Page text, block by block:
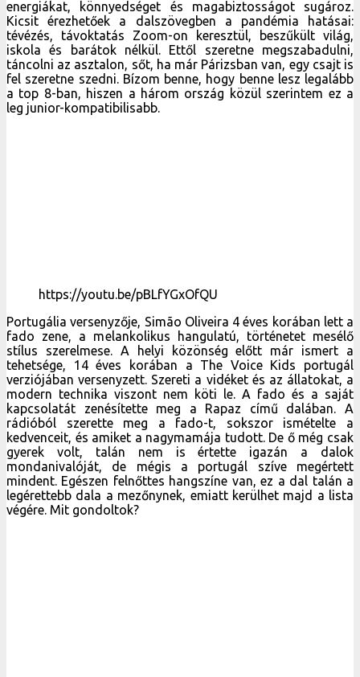
energiákat, könnyedséget és magabiztosságot sugároz.
Kicsit érezhetőek a dalszövegben a pandémia hatásai:
tévézés, távoktatás Zoom-on keresztül, beszűkült világ,
iskola és barátok nélkül. Ettől szeretne megszabadulni,
táncolni az asztalon, sőt, ha már Párizsban van, egy csajt is
fel szeretne szedni. Bízom benne, hogy benne lesz legalább
a top 8-ban, hiszen a három ország közül szerintem ez a
leg junior-kompatibilisabb.
https://youtu.be/pBLfYGxOfQU
Portugália versenyzője, Simão Oliveira 4 éves korában lett a
fado zene, a melankolikus hangulatú, történetet mesélő
stílus szerelmese. A helyi közönség előtt már ismert a
tehetsége, 14 éves korában a The Voice Kids portugál
verziójában versenyzett. Szereti a vidéket és az állatokat, a
modern technika viszont nem köti le. A fado és a saját
kapcsolatát zenésítette meg a Rapaz című dalában. A
rádióból szerette meg a fado-t, sokszor ismételte a
kedvenceit, és amiket a nagymamája tudott. De ő még csak
gyerek volt, talán nem is értette igazán a dalok
mondanivalóját, de mégis a portugál szíve megértett
mindent. Egészen felnőttes hangszíne van, ez a dal talán a
legérettebb dala a mezőnynek, emiatt kerülhet majd a lista
végére. Mit gondoltok?